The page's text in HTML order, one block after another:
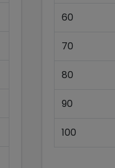
60
70
80
90
100